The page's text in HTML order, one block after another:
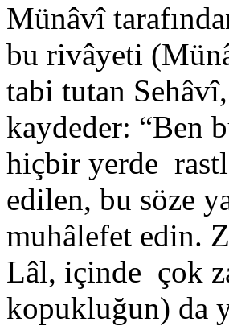
Münâvî
bu rivâyeti
tabi tutan
kaydeder: “Ben
hiçbir yerde
edilen, bu söze
muhâlefet edin.
Lâl, içinde çok
kopukluğun) da